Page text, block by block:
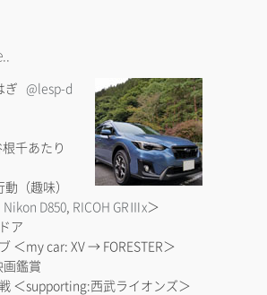
ぎ @lesp-d
千あたり
（趣味）
Nikon D850, RICOH GRⅢx＞
ア
＜my car: XV → FORESTER＞
鑑賞
＜supporting:西武ライオンズ＞